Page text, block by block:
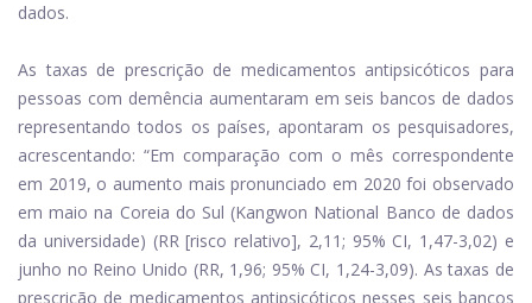
dados.
As taxas de prescrição de medicamentos antipsicóticos para
pessoas com demência aumentaram em seis bancos de dados
representando todos os países, apontaram os pesquisadores,
acrescentando: “Em comparação com o mês correspondente
em 2019, o aumento mais pronunciado em 2020 foi observado
em maio na Coreia do Sul (Kangwon National Banco de dados
da universidade) (RR [risco relativo], 2,11; 95% CI, 1,47-3,02) e
junho no Reino Unido (RR, 1,96; 95% CI, 1,24-3,09). As taxas de
prescrição de medicamentos antipsicóticos nesses seis bancos